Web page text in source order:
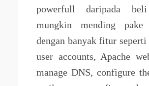
powerfull daripada
mungkin mending pake
dengan banyak fitur seperti
user accounts, Apache
manage DNS, configure